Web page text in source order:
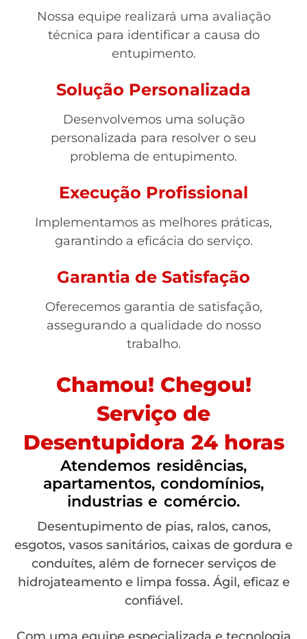
Nossa equipe realizará uma avaliação
técnica para identificar a causa do
entupimento.
Solução Personalizada
Desenvolvemos uma solução
personalizada para resolver o seu
problema de entupimento.
Execução Profissional
Implementamos as melhores práticas,
garantindo a eficácia do serviço.
Garantia de Satisfação
Oferecemos garantia de satisfação,
assegurando a qualidade do nosso
trabalho.
Chamou! Chegou!
Serviço de
Desentupidora 24 horas
Atendemos residências,
apartamentos, condomínios,
industrias e comércio.
Desentupimento de pias, ralos, canos,
esgotos, vasos sanitários, caixas de gordura e
conduítes, além de fornecer serviços de
hidrojateamento e limpa fossa. Ágil, eficaz e
confiável.